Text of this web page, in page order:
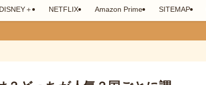
DISNEY＋ NETFLIX Amazon Prime SITEMAP